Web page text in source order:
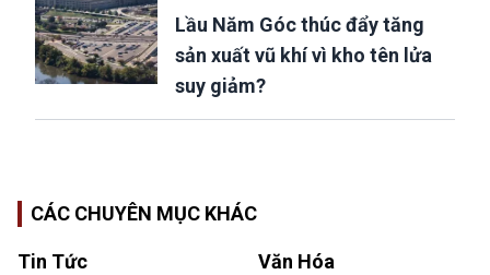
Lầu Năm Góc thúc đẩy tăng
sản xuất vũ khí vì kho tên lửa
suy giảm?
CÁC CHUYÊN MỤC KHÁC
Tin Tức Văn Hóa